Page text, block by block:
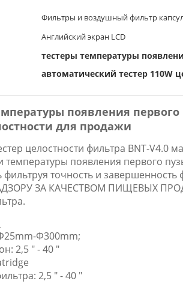
Фильтры и воздушный фильтр
Английский экран LCD
тестеры температуры
автоматический тестер 110W
появления
для продажи
целостности фильтра BNT-V4.0
температуры появления первого
точность и
ЗА КАЧЕСТВОМ ПИЩЕВЫХ
Φ300mm;
2,5 ″ - 40 ″
2,5 ″ - 40 ″